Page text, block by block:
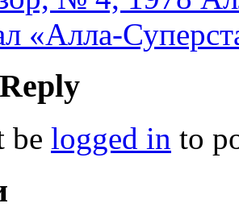
«Алла-
be logged in to